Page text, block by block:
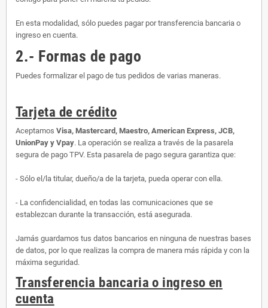
En esta modalidad, sólo puedes pagar por transferencia bancaria o
ingreso en cuenta.
2.- Formas de pago
Puedes formalizar el pago de tus pedidos de varias maneras.
Tarjeta de crédito
Aceptamos Visa, Mastercard, Maestro, American Express, JCB,
UnionPay y Vpay. La operación se realiza a través de la pasarela
segura de pago TPV. Esta pasarela de pago segura garantiza que:
- Sólo el/la titular, dueño/a de la tarjeta, pueda operar con ella.
- La confidencialidad, en todas las comunicaciones que se
establezcan durante la transacción, está asegurada.
Jamás guardamos tus datos bancarios en ninguna de nuestras bases
de datos, por lo que realizas la compra de manera más rápida y con la
máxima seguridad.
Transferencia bancaria o ingreso en
cuenta